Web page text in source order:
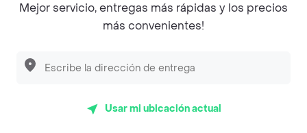
Pizza mediana de 6 porciones con
mozzarella y stracciatella, decorada
Pizza straciatella y duraznos
Mejor servicio, entregas más rápidas y los precios
más convenientes!
Usar mi ubicación actual